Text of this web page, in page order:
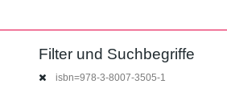
Filter und Suchbegriffe
isbn=978-3-8007-3505-1